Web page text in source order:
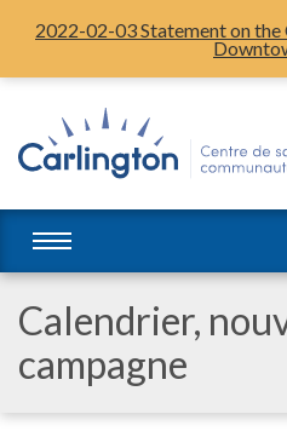
2022-02-03 Statement on the
Calendrier,
campagne